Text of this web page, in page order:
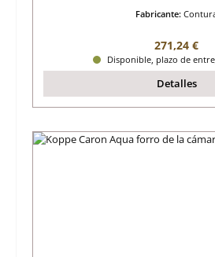
Fabricante:
Precio
271,24 €
Disponible, plazo de
Detalles